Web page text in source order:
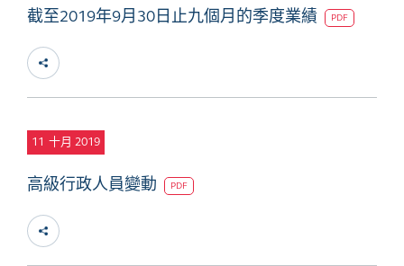
截至2019年9月30日止九個月的季度業績 PDF
11 十月 2019
高級行政人員變動 PDF